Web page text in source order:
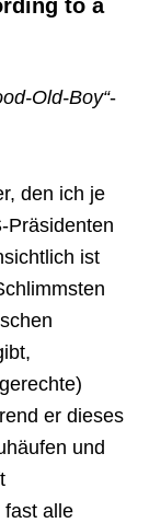
to a
Old-Boy“-
den ich je
Präsidenten
ist
er dieses
und
fast alle